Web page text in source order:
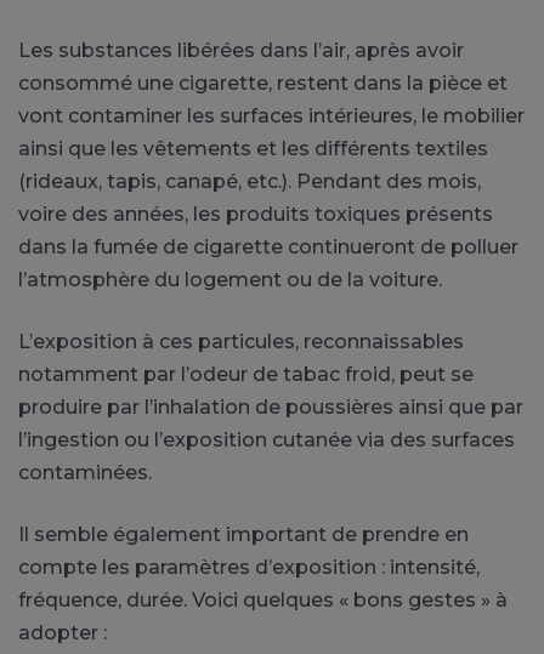
Les substances libérées dans l’air, après avoir
consommé une cigarette, restent dans la pièce et
vont contaminer les surfaces intérieures, le mobilier
ainsi que les vêtements et les différents textiles
(rideaux, tapis, canapé, etc.). Pendant des mois,
voire des années, les produits toxiques présents
dans la fumée de cigarette continueront de polluer
l’atmosphère du logement ou de la voiture.
L’exposition à ces particules, reconnaissables
notamment par l’odeur de tabac froid, peut se
produire par l’inhalation de poussières ainsi que par
l’ingestion ou l’exposition cutanée via des surfaces
contaminées.
Il semble également important de prendre en
compte les paramètres d’exposition : intensité,
fréquence, durée. Voici quelques « bons gestes » à
adopter :